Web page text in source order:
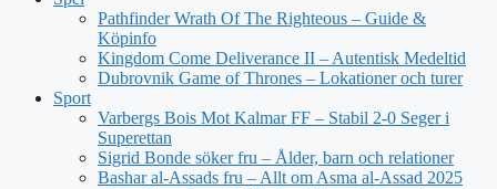
Pathfinder Wrath Of The Righteous – Guide &
Köpinfo
Kingdom Come Deliverance II – Autentisk Medeltid
Dubrovnik Game of Thrones – Lokationer och turer
Sport
Varbergs Bois Mot Kalmar FF – Stabil 2-0 Seger i
Superettan
Sigrid Bonde söker fru – Ålder, barn och relationer
Bashar al-Assads fru – Allt om Asma al-Assad 2025